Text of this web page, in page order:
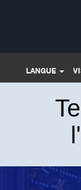
LANGUE